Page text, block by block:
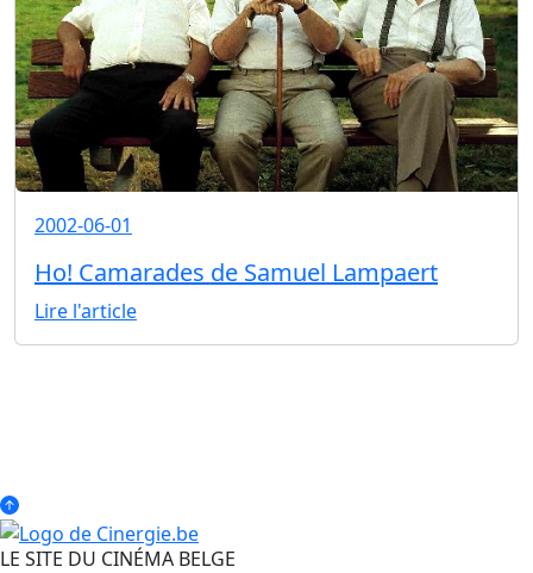
2002-06-01
Ho! Camarades de Samuel Lampaert
Lire l'article
LE SITE DU CINÉMA BELGE